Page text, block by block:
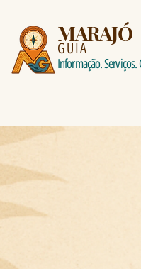
MARAJÓ
GUIA
Informação. Serviços.